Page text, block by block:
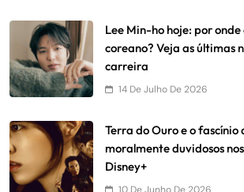
Lee Min-ho hoje: por
coreano? Veja as últimas
carreira
14 De Julho De 2026
Terra do Ouro e o fascínio
moralmente duvidosos
Disney+
10 De Junho De 2026